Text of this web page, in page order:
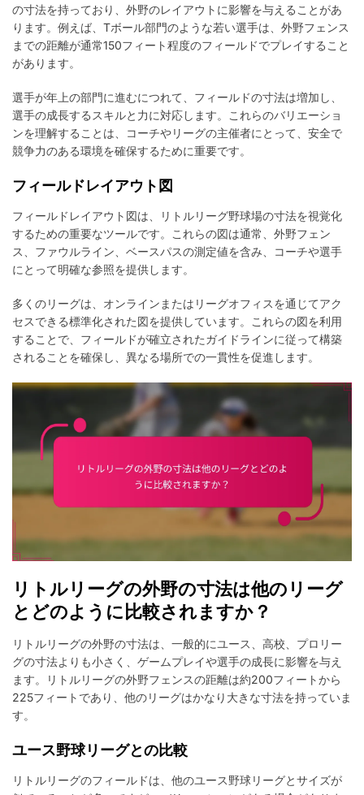
の寸法を持っており、外野のレイアウトに影響を与えることがあ
ります。例えば、Tボール部門のような若い選手は、外野フェンス
までの距離が通常150フィート程度のフィールドでプレイすること
があります。
選手が年上の部門に進むにつれて、フィールドの寸法は増加し、
選手の成長するスキルと力に対応します。これらのバリエーショ
ンを理解することは、コーチやリーグの主催者にとって、安全で
競争力のある環境を確保するために重要です。
フィールドレイアウト図
フィールドレイアウト図は、リトルリーグ野球場の寸法を視覚化
するための重要なツールです。これらの図は通常、外野フェン
ス、ファウルライン、ベースパスの測定値を含み、コーチや選手
にとって明確な参照を提供します。
多くのリーグは、オンラインまたはリーグオフィスを通じてアク
セスできる標準化された図を提供しています。これらの図を利用
することで、フィールドが確立されたガイドラインに従って構築
されることを確保し、異なる場所での一貫性を促進します。
リトルリーグの外野の寸法は他のリーグ
とどのように比較されますか？
リトルリーグの外野の寸法は、一般的にユース、高校、プロリー
グの寸法よりも小さく、ゲームプレイや選手の成長に影響を与え
ます。リトルリーグの外野フェンスの距離は約200フィートから
225フィートであり、他のリーグはかなり大きな寸法を持っていま
す。
ユース野球リーグとの比較
リトルリーグのフィールドは、他のユース野球リーグとサイズが